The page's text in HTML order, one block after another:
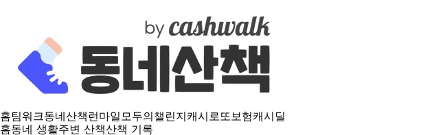
홈팀워크동네산책 런마일모두의챌린지캐시로또보험캐시딜
홈동네 생활주변 산책산책 기록